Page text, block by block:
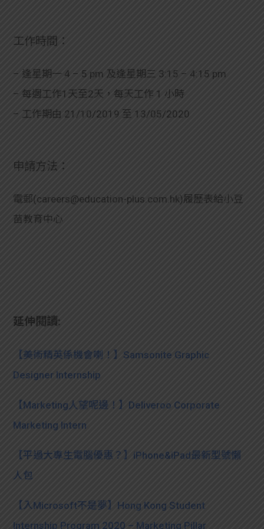
工作時間：
– 逢星期一 4 – 5 pm 及逢星期三 3:15 – 4:15 pm
– 每週工作1天至2天，每天工作 1 小時
– 工作期由 21/10/2019 至 13/05/2020
申請方法：
電郵(careers@education-plus.com.hk)履歷表給小豆
苗教育中心
延伸閱讀:
【美術精英係機會喇！】Samsonite Graphic
Designer Internship
【Marketing人望呢邊！】Deliveroo Corporate
Marketing Intern
【平過大專生電腦優惠？】iPhone&iPad最新型號懶
人包
【入Microsoft不是夢】Hong Kong Student
Internship Program 2020 – Marketing Pillar